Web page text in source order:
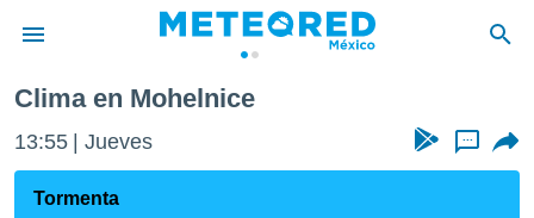
de
ha sido
Clima en Mohelnice
13:55 Jueves ...
Tormenta